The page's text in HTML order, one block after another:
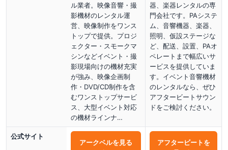
ル業者。映像音響・撮
影機材のレンタル運
営、映像制作をワンス
トップで提供。プロジ
ェクター・スモークマ
シンなどイベント・撮
影現場向けの機材充実
が強み、映像企画制
作・DVD/CD制作を含
むワンストップサービ
ス、大型イベント対応
の機材ラインナ…
器、楽器レンタルの専
門会社です。PAシステ
ム、音響機器、楽器、
照明、仮設ステージな
ど、配送、設置、PAオ
ペレートまで幅広いサ
ービスを提供していま
す。イベント音響機材
のレンタルなら、ぜひ
アフタービートサウン
ドをご検討ください。
公式サイト
アークベルを見る
アフタービートを